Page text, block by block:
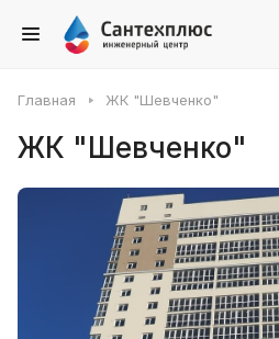
Главная ЖК "Шевченко"
ЖК "Шевченко"